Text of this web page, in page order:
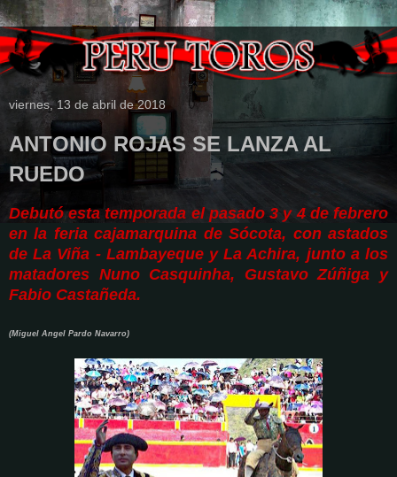
viernes, 13 de abril de 2018
ANTONIO ROJAS SE LANZA AL
RUEDO
Debutó esta temporada el pasado 3 y 4 de febrero
en la feria cajamarquina de Sócota, con astados
de La Viña - Lambayeque y La Achira, junto a los
matadores Nuno Casquinha, Gustavo Zúñiga y
Fabio Castañeda.
(Miguel Angel Pardo Navarro)